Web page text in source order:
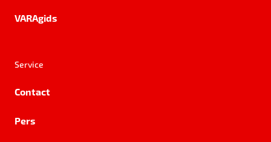
VARAgids
Service
Contact
Pers